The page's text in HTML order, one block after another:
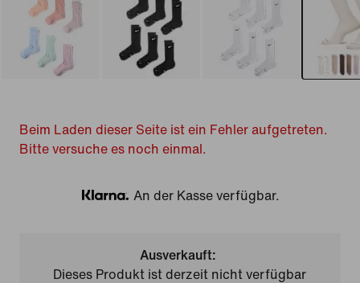
Beim Laden dieser Seite ist ein Fehler aufgetreten.
Bitte versuche es noch einmal.
Klarna
An der Kasse verfügbar.
Ausverkauft:
Dieses Produkt ist derzeit nicht verfügbar